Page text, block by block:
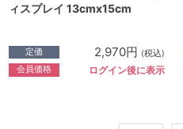
ィスプレイ 13cmx15cm
定価 2,970円 (税込)
会員価格 ログイン後に表示